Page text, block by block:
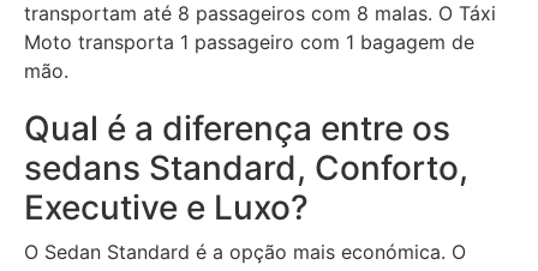
transportam até 8 passageiros com 8 malas. O Táxi
Moto transporta 1 passageiro com 1 bagagem de
mão.
Qual é a diferença entre os
sedans Standard, Conforto,
Executive e Luxo?
O Sedan Standard é a opção mais económica. O